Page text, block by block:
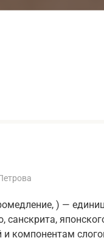
) —
санскрита,
и компонентам